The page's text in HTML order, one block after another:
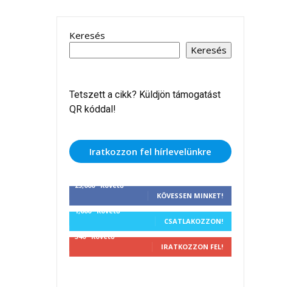
Keresés
Keresés
Tetszett a cikk? Küldjön támogatást
QR kóddal!
Iratkozzon fel hírlevelünkre
25,000 Követő
KÖVESSEN MINKET!
1,000 Követő
CSATLAKOZZON!
340 Követő
IRATKOZZON FEL!